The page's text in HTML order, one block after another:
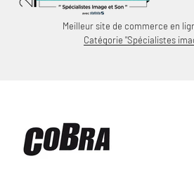
Meilleur site de commerce en
Catégorie "Spécialistes